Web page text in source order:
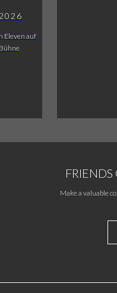
Eleven auf
Make a valuable